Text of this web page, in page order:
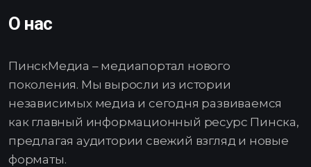
О нас
ПинскМедиа – медиапортал нового
поколения. Мы выросли из истории
независимых медиа и сегодня развиваемся
как главный информационный ресурс Пинска,
предлагая аудитории свежий взгляд и новые
форматы.